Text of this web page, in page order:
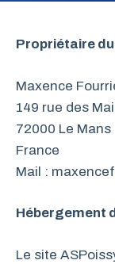
Propriétaire
Maxence
149 rue des
72000 Le Mans
France
Mail :
Hébergement
Le site